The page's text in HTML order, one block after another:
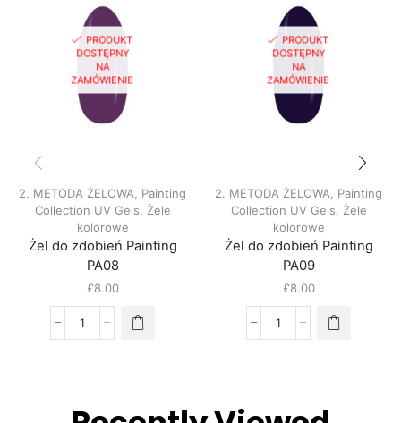
PRODUKT
DOSTĘPNY
NA
ZAMÓWIENIE
2. METODA ŻELOWA
Painting
Collection UV Gels
Żele
kolorowe
Żel do zdobień Painting
PA08
£8.00
PRODUKT
DOSTĘPNY
NA
ZAMÓWIENIE
2. METODA ŻELOWA
Painting
Collection UV Gels
Żele
kolorowe
Żel do zdobień Painting
PA09
£8.00